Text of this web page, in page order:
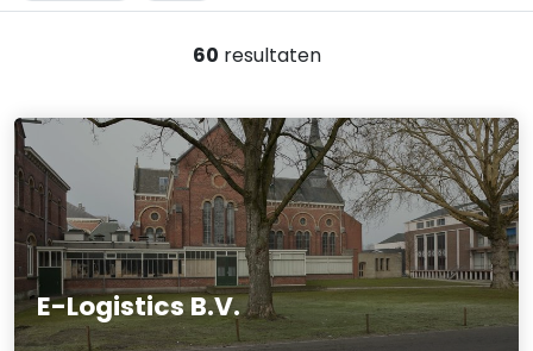
60 resultaten
E-Logistics B.V.